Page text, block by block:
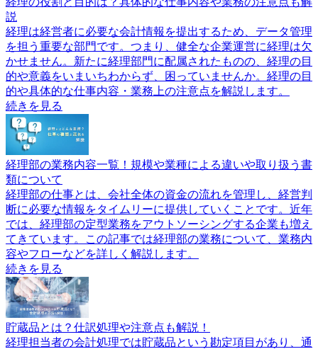
説
経理は経営者に必要な会計情報を提出するため、データ管理
を担う重要な部門です。つまり、健全な企業運営に経理は欠
かせません。新たに経理部門に配属されたものの、経理の目
的や意義をいまいちわからず、困っていませんか。経理の目
的や具体的な仕事内容・業務上の注意点を解説します。
続きを見る
経理部の業務内容一覧！規模や業種による違いや取り扱う書
類について
経理部の仕事とは、会社全体の資金の流れを管理し、経営判
断に必要な情報をタイムリーに提供していくことです。近年
では、経理部の定型業務をアウトソーシングする企業も増え
てきています。この記事では経理部の業務について、業務内
容やフローなどを詳しく解説します。
続きを見る
貯蔵品とは？仕訳処理や注意点も解説！
経理担当者の会計処理では貯蔵品という勘定項目があり、通